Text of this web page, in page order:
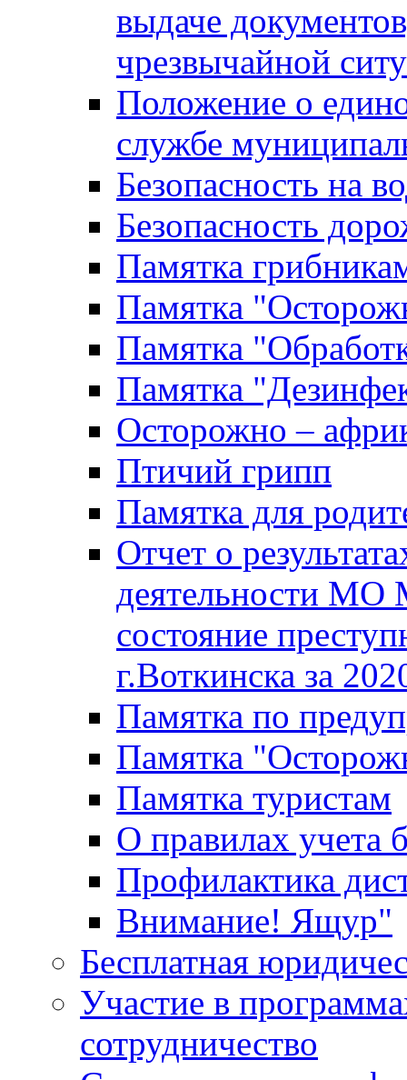
выдаче
чрезвычайной
Положение о
службе
Безопасность на
Безопасность
Памятка
Памятка
Памятка
Памятка
Осторожно –
Птичий грипп
Памятка для
Отчет о
деятельности МО
состояние
г.Воткинска за
Памятка по
Памятка
Памятка туристам
О правилах учета
Профилактика
Внимание! Ящур"
Бесплатная
Участие в
сотрудничество